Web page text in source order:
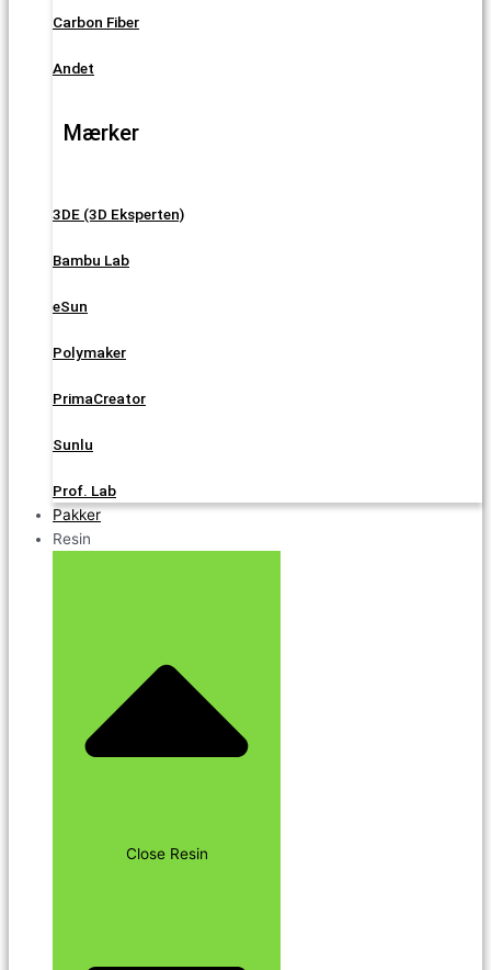
Carbon Fiber
Andet
Mærker
3DE (3D Eksperten)
Bambu Lab
eSun
Polymaker
PrimaCreator
Sunlu
Prof. Lab
Pakker
Resin
Close Resin